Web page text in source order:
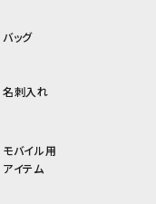
バッグ
名刺入れ
モバイル用
アイテム